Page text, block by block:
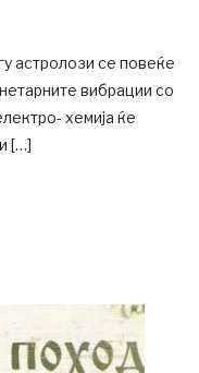
астролози се повеќе
вибрации со
хемија ќе
[…]